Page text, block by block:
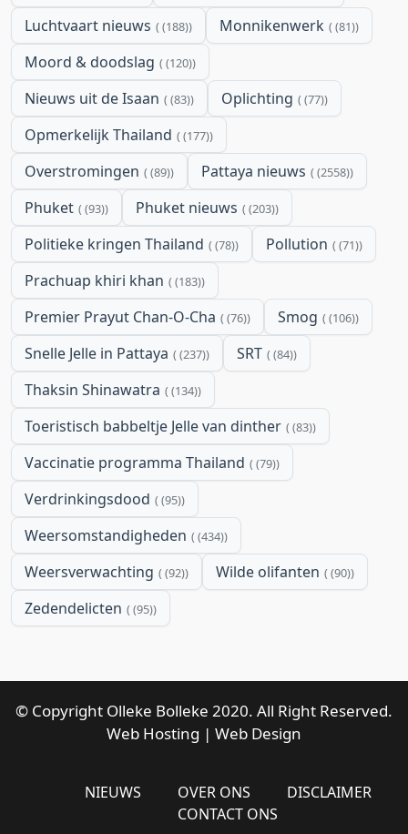
Luchtvaart nieuws (188) Monnikenwerk (81)
Moord & doodslag (120)
Nieuws uit de Isaan (83) Oplichting (77)
Opmerkelijk Thailand (177)
Overstromingen (89) Pattaya nieuws (2558)
Phuket (93) Phuket nieuws (203)
Politieke kringen Thailand (78) Pollution (71)
Prachuap khiri khan (183)
Premier Prayut Chan-O-Cha (76) Smog (106)
Snelle Jelle in Pattaya (237) SRT (84)
Thaksin Shinawatra (134)
Toeristisch babbeltje Jelle van dinther (83)
Vaccinatie programma Thailand (79)
Verdrinkingsdood (95)
Weersomstandigheden (434)
Weersverwachting (92) Wilde olifanten (90)
Zedendelicten (95)
© Copyright Olleke Bolleke 2020. All Right Reserved.
Web Hosting | Web Design
NIEUWS OVER ONS
DISCLAIMER
CONTACT ONS